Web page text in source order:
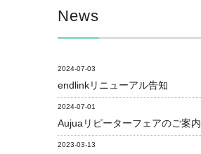
News
2024-07-03
endlinkリニューアル告知
2024-07-01
Aujuaリピーターフェアのご案内
2023-03-13